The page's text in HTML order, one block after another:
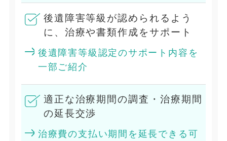
後遺障害等級が認められるよう
に、治療や書類作成をサポート
後遺障害等級認定のサポート内容を
一部ご紹介
適正な治療期間の調査・治療期間
の延長交渉
治療費の支払い期間を延長できる可